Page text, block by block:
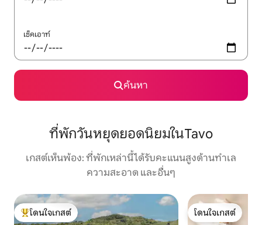
เช็คเอาท์
ค้นหา
ที่พักวันหยุดยอดนิยมในTavo
เกสต์เห็นพ้อง: ที่พักเหล่านี้ได้รับคะแนนสูงด้านทำเล
ความสะอาด และอื่นๆ
โดนใจเกสต์ที่สุด
โดนใจเกสต์
โดนใจเกสต์
โดนใจเกสต์